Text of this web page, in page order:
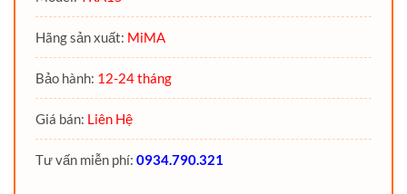
Hãng sản xuất: MiMA
Bảo hành: 12-24 tháng
Giá bán: Liên Hệ
Tư vấn miễn phí: 0934.790.321